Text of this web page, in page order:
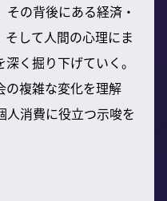
の背後にある経済・
して人間の心理にま
く掘り下げていく。
の複雑な変化を理解
人消費に役立つ示唆を